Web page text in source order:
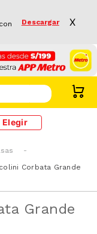
Descargar X
Elegir
Corbata Grande
Grande